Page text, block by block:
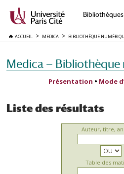
ACCUEIL MEDICA BIBLIOTHÈQUE
Medica — Bibliothèque
Présentation • Mode
Liste des résultats
Auteur, titre,
Table des